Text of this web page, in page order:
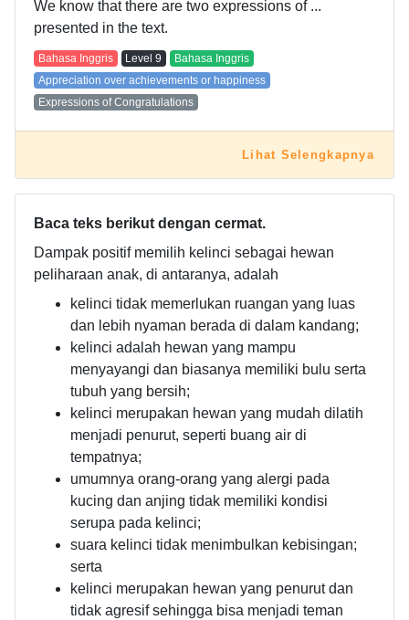
We know that there are two expressions of ...
presented in the text.
Bahasa Inggris Level 9
Bahasa Inggris
Appreciation over achievements or happiness
Expressions of Congratulations
Lihat Selengkapnya
Baca teks berikut dengan cermat.
Dampak positif memilih kelinci sebagai hewan
peliharaan anak, di antaranya, adalah
kelinci tidak memerlukan ruangan yang luas
dan lebih nyaman berada di dalam kandang;
kelinci adalah hewan yang mampu
menyayangi dan biasanya memiliki bulu serta
tubuh yang bersih;
kelinci merupakan hewan yang mudah dilatih
menjadi penurut, seperti buang air di
tempatnya;
umumnya orang-orang yang alergi pada
kucing dan anjing tidak memiliki kondisi
serupa pada kelinci;
suara kelinci tidak menimbulkan kebisingan;
serta
kelinci merupakan hewan yang penurut dan
tidak agresif sehingga bisa menjadi teman